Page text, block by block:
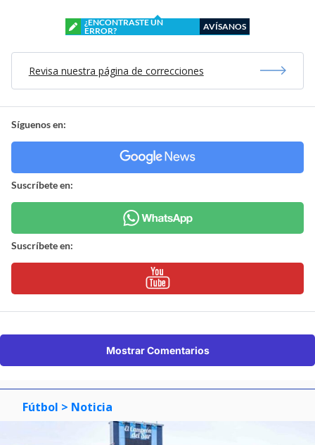
¿ENCONTRASTE UN
ERROR?
AVÍSANOS
Revisa nuestra página de correcciones
Síguenos en:
Suscríbete en:
Suscríbete en:
Mostrar Comentarios
Fútbol > Noticia